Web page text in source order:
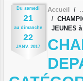
Du samedi
21
au dimanche
22
JANV. 2017
Accueil
JEUNES